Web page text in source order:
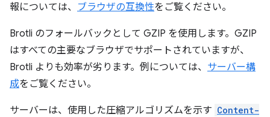
報については、 ブラウザの互換性をご覧ください。
Brotli のフォールバックとして GZIP を使用します。GZIP
はすべての主要なブラウザでサポートされていますが、
Brotli よりも効率が劣ります。例については、 サーバー構
成をご覧ください。
サーバーは、使用した圧縮アルゴリズムを示す Content-